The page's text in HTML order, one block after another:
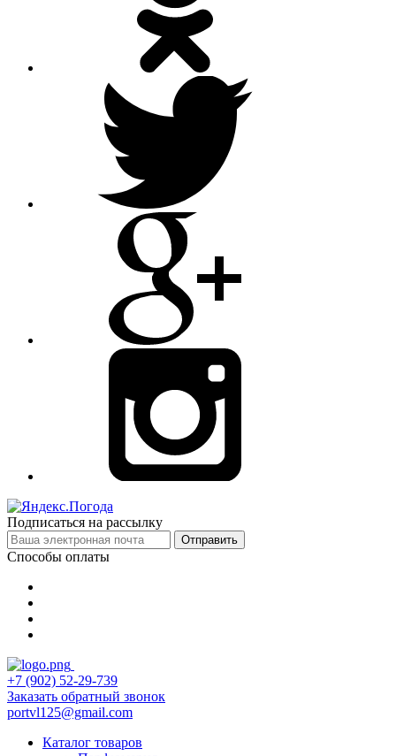
Подписаться на рассылку
Отправить
Способы оплаты
+7 (902) 52-29-739
Заказать обратный звонок
portvl125@gmail.com
Каталог товаров